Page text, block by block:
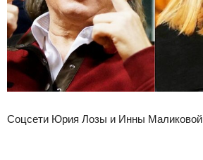
Соцсети Юрия Лозы и Инны Маликовой